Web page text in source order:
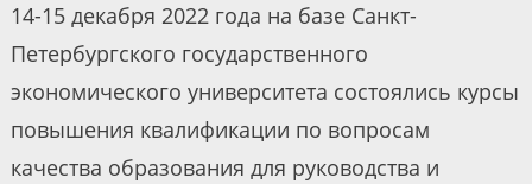
14-15 декабря 2022 года на базе Санкт-
Петербургского государственного
экономического университета состоялись курсы
повышения квалификации по вопросам
качества образования для руководства и